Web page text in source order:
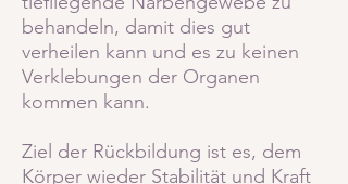
behandeln, damit dies gut
verheilen kann und es zu keinen
Verklebungen der Organen
kommen kann.
Ziel der Rückbildung ist es, dem
Körper wieder Stabilität und Kraft